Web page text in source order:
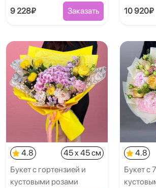
9 228₽ Заказать 10 920₽
4.8
45 x 45 см
Букет с гортензией и
кустовыми розами
4.8
Букет с